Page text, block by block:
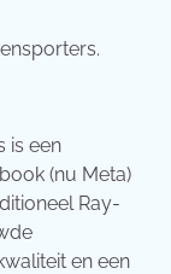
is een
(nu Meta)
Ray-
en een